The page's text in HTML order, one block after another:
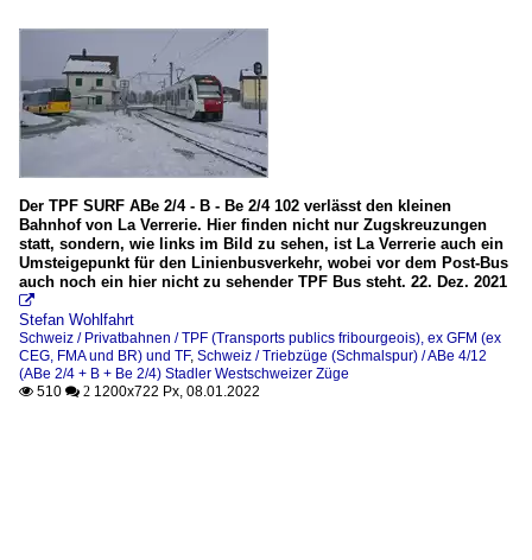
Der TPF SURF ABe 2/4 - B - Be 2/4 102 verlässt den kleinen
Bahnhof von La Verrerie. Hier finden nicht nur Zugskreuzungen
statt, sondern, wie links im Bild zu sehen, ist La Verrerie auch ein
Umsteigepunkt für den Linienbusverkehr, wobei vor dem Post-Bus
auch noch ein hier nicht zu sehender TPF Bus steht. 22. Dez. 2021

Stefan Wohlfahrt
Schweiz / Privatbahnen / TPF (Transports publics fribourgeois), ex GFM (ex
CEG, FMA und BR) und TF, Schweiz / Triebzüge (Schmalspur) / ABe 4/12
(ABe 2/4 + B + Be 2/4) Stadler Westschweizer Züge
 510  2 1200x722 Px, 08.01.2022